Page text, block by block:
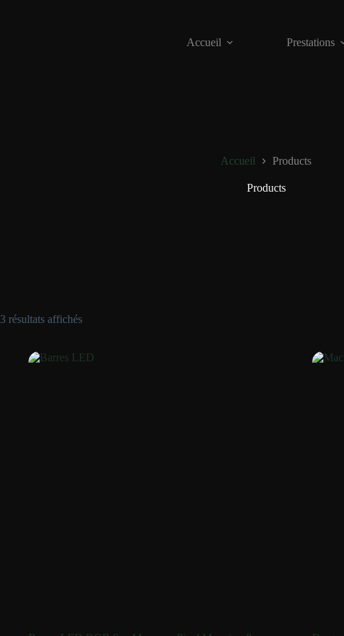
Accueil
Prestations
Accueil Products
Products
3 résultats affichés